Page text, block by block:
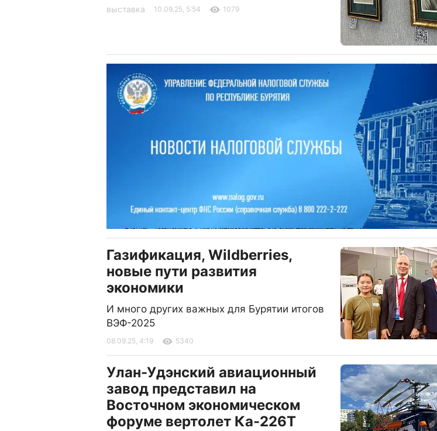
выставка 10.09.25, 5:54 1079
Газификация, Wildberries,
новые пути развития
экономики
И много других важных для Бурятии итогов
ВЭФ-2025
08.09.25, 4:19 5340
Улан-Удэнский авиационный
завод представил на
Восточном экономическом
форуме вертолет Ка-226Т